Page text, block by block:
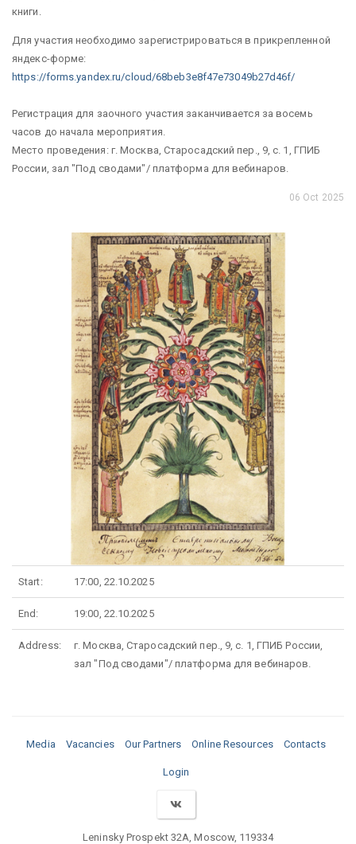
книги.
Для участия необходимо зарегистрироваться в прикрепленной
яндекс-форме:
https://forms.yandex.ru/cloud/68beb3e8f47e73049b27d46f/
Регистрация для заочного участия заканчивается за восемь
часов до начала мероприятия.
Место проведения: г. Москва, Старосадский пер., 9, с. 1, ГПИБ
России, зал "Под сводами"/ платформа для вебинаров.
06 Oct 2025
Start: 17:00, 22.10.2025
End: 19:00, 22.10.2025
Address:
г. Москва, Старосадский пер., 9, с. 1, ГПИБ России,
зал "Под сводами"/ платформа для вебинаров.
Media Vacancies Our Partners Online Resources Contacts
Login
Leninsky Prospekt 32A, Moscow, 119334